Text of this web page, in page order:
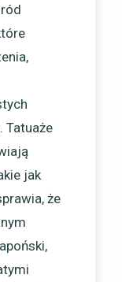
Tatuaże
jak
że